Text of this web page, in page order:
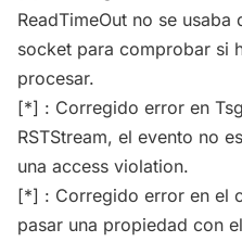
ReadTimeOut no se
socket para comprobar si
procesar.
[*] : Corregido error en
RSTStream, el evento no
una access violation.
[*] : Corregido error en el
pasar una propiedad con